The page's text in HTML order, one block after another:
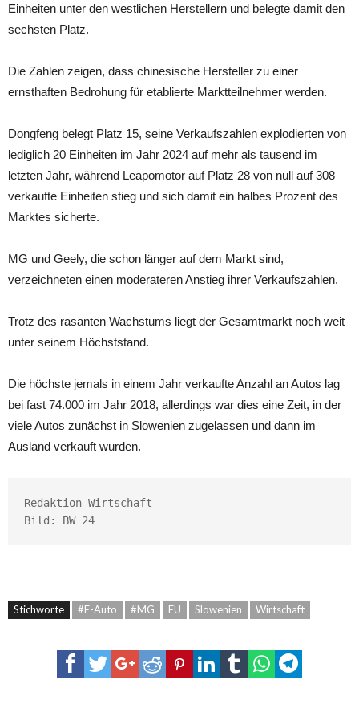
Einheiten unter den westlichen Herstellern und belegte damit den
sechsten Platz.
Die Zahlen zeigen, dass chinesische Hersteller zu einer
ernsthaften Bedrohung für etablierte Marktteilnehmer werden.
Dongfeng belegt Platz 15, seine Verkaufszahlen explodierten von
lediglich 20 Einheiten im Jahr 2024 auf mehr als tausend im
letzten Jahr, während Leapomotor auf Platz 28 von null auf 308
verkaufte Einheiten stieg und sich damit ein halbes Prozent des
Marktes sicherte.
MG und Geely, die schon länger auf dem Markt sind,
verzeichneten einen moderateren Anstieg ihrer Verkaufszahlen.
Trotz des rasanten Wachstums liegt der Gesamtmarkt noch weit
unter seinem Höchststand.
Die höchste jemals in einem Jahr verkaufte Anzahl an Autos lag
bei fast 74.000 im Jahr 2018, allerdings war dies eine Zeit, in der
viele Autos zunächst in Slowenien zugelassen und dann im
Ausland verkauft wurden.
Redaktion Wirtschaft
Bild: BW 24
Stichworte #E-Auto #MG EU Slowenien Wirtschaft